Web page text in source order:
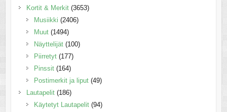
Kortit & Merkit (3653)
Musiikki (2406)
Muut (1494)
Näyttelijät (100)
Piirretyt (177)
Pinssit (164)
Postimerkit ja liput (49)
Lautapelit (186)
Käytetyt Lautapelit (94)